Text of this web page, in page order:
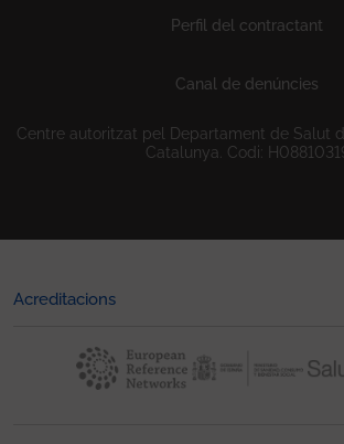
Perfil del contractant
Canal de denúncies
Centre autoritzat pel Departament de Salut
Catalunya. Codi:
Acreditacions